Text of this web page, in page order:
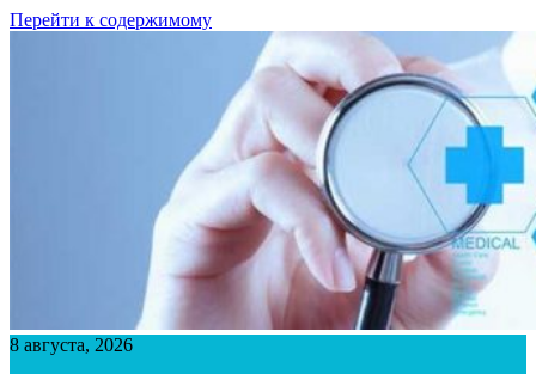
Перейти к содержимому
8 августа, 2026